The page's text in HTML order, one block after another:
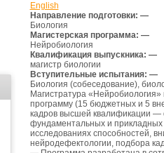
English
Направление подготовки: —
Биология
Магистерская программа: —
Нейробиология
Квалификация выпускника: —
магистр биологии
Вступительные испытания: —
Биология (собеседование),
Магистратура
программу (15 бюджетных и 5
кадров высшей квалификации —
фундаментальных и прикладных
исследованиях способностей,
нейродефектологии, подбора